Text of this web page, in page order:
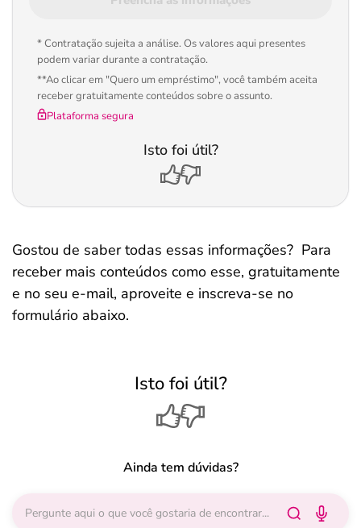
* Contratação sujeita a análise. Os valores aqui presentes
podem variar durante a contratação.
**Ao clicar em "Quero um empréstimo", você também aceita
receber gratuitamente conteúdos sobre o assunto.
Plataforma segura
Isto foi útil?
Gostou de saber todas essas informações? Para
receber mais conteúdos como esse, gratuitamente
e no seu e-mail, aproveite e inscreva-se no
formulário abaixo.
Isto foi útil?
Ainda tem dúvidas?